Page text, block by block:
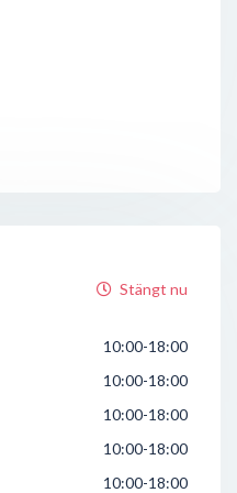
Stängt nu
10:00-18:00
10:00-18:00
10:00-18:00
10:00-18:00
10:00-18:00